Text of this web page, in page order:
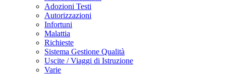
Adozioni Testi
Autorizzazioni
Infortuni
Malattia
Richieste
Sistema Gestione Qualità
Uscite / Viaggi di Istruzione
Varie